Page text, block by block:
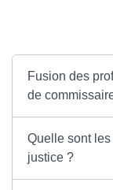
Fusion des
de
Quelle sont
justice ?